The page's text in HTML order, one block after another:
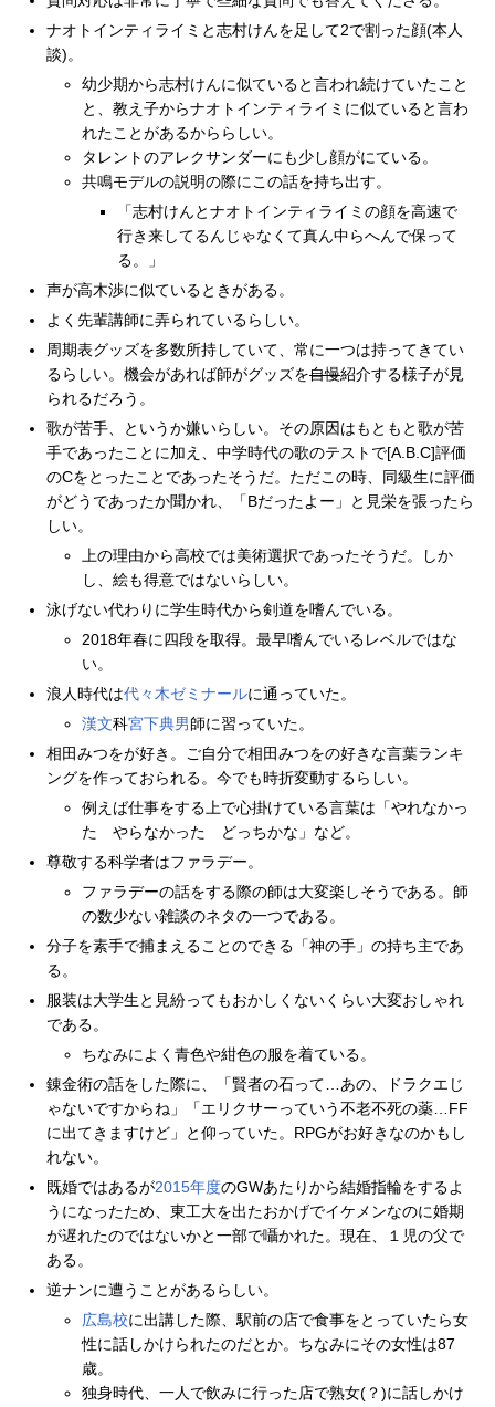
ナオトインティライミと志村けんを足して2で割った顔(本人
談)。
幼少期から志村けんに似ていると言われ続けていたこと
と、教え子からナオトインティライミに似ていると言わ
れたことがあるかららしい。
タレントのアレクサンダーにも少し顔がにている。
共鳴モデルの説明の際にこの話を持ち出す。
「志村けんとナオトインティライミの顔を高速で
行き来してるんじゃなくて真ん中らへんで保って
る。」
声が高木渉に似ているときがある。
よく先輩講師に弄られているらしい。
周期表グッズを多数所持していて、常に一つは持ってきてい
るらしい。機会があれば師がグッズを自慢紹介する様子が見
られるだろう。
歌が苦手、というか嫌いらしい。その原因はもともと歌が苦
手であったことに加え、中学時代の歌のテストで[A.B.C]評価
のCをとったことであったそうだ。ただこの時、同級生に評価
がどうであったか聞かれ、「Bだったよー」と見栄を張ったら
しい。
上の理由から高校では美術選択であったそうだ。しか
し、絵も得意ではないらしい。
泳げない代わりに学生時代から剣道を嗜んでいる。
2018年春に四段を取得。最早嗜んでいるレベルではな
い。
浪人時代は代々木ゼミナールに通っていた。
漢文科宮下典男師に習っていた。
相田みつをが好き。ご自分で相田みつをの好きな言葉ランキ
ングを作っておられる。今でも時折変動するらしい。
例えば仕事をする上で心掛けている言葉は「やれなかっ
た やらなかった どっちかな」など。
尊敬する科学者はファラデー。
ファラデーの話をする際の師は大変楽しそうである。師
の数少ない雑談のネタの一つである。
分子を素手で捕まえることのできる「神の手」の持ち主であ
る。
服装は大学生と見紛ってもおかしくないくらい大変おしゃれ
である。
ちなみによく青色や紺色の服を着ている。
錬金術の話をした際に、「賢者の石って…あの、ドラクエじ
ゃないですからね」「エリクサーっていう不老不死の薬…FF
に出てきますけど」と仰っていた。RPGがお好きなのかもし
れない。
既婚ではあるが2015年度のGWあたりから結婚指輪をするよ
うになったため、東工大を出たおかげでイケメンなのに婚期
が遅れたのではないかと一部で囁かれた。現在、１児の父で
ある。
逆ナンに遭うことがあるらしい。
広島校に出講した際、駅前の店で食事をとっていたら女
性に話しかけられたのだとか。ちなみにその女性は87
歳。
独身時代、一人で飲みに行った店で熟女(？)に話しかけ